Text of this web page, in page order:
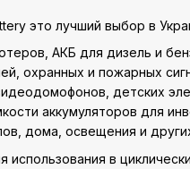
это лучший выбор в
АКБ для дизель и
охранных и пожарных
детских
аккумуляторов для
дома, освещения и
использования в